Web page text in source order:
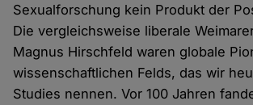
Sexualforschung kein Produkt der
Die vergleichsweise liberale
Magnus Hirschfeld waren globale
wissenschaftlichen Felds, das wir
Studies nennen. Vor 100 Jahren